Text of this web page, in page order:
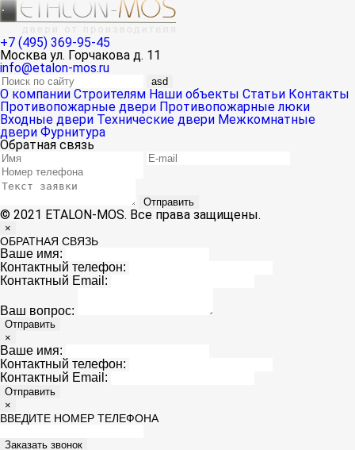
+7 (495) 369-95-45
Москва ул. Горчакова д. 11
info@etalon-mos.ru
asd
О компании Строителям Наши объекты Статьи Контакты
Противопожарные двери Противопожарные люки
Входные двери Технические двери Межкомнатные
двери Фурнитура
Обратная связь
Отправить
© 2021 ETALON-MOS. Все права защищены.
×
ОБРАТНАЯ СВЯЗЬ
Ваше имя:
Контактный телефон:
Контактный Email:
Ваш вопрос:
Отправить
×
Ваше имя:
Контактный телефон:
Контактный Email:
Отправить
×
ВВЕДИТЕ НОМЕР ТЕЛЕФОНА
Заказать звонок